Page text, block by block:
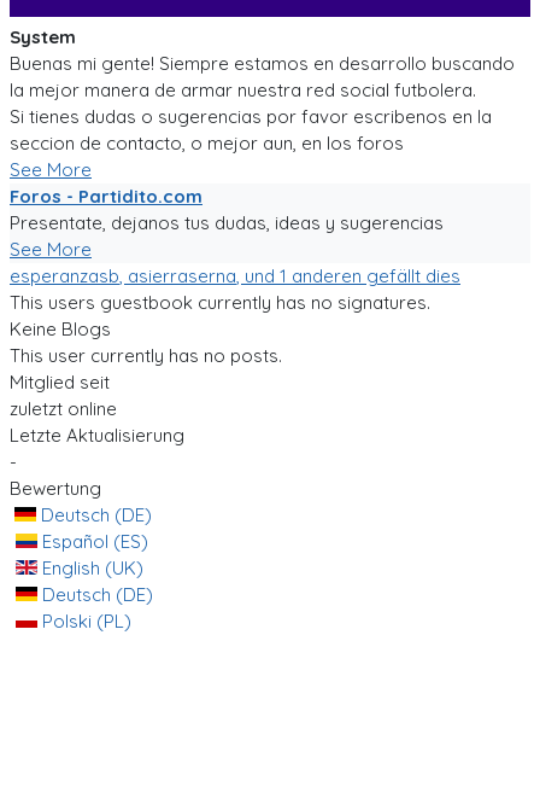
System
Buenas mi gente! Siempre estamos en desarrollo buscando
la mejor manera de armar nuestra red social futbolera.
Si tienes dudas o sugerencias por favor escribenos en la
seccion de contacto, o mejor aun, en los foros
See More
Foros - Partidito.com
Presentate, dejanos tus dudas, ideas y sugerencias
See More
esperanzasb, asierraserna, und 1 anderen gefällt dies
This users guestbook currently has no signatures.
Keine Blogs
This user currently has no posts.
Mitglied seit
zuletzt online
Letzte Aktualisierung
-
Bewertung
Deutsch (DE)
Español (ES)
English (UK)
Deutsch (DE)
Polski (PL)